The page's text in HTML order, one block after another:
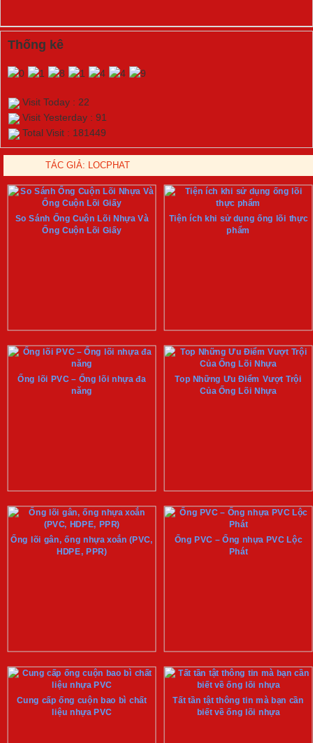
Thống kê
Visit Today : 22
Visit Yesterday : 91
Total Visit : 181449
TÁC GIẢ: LOCPHAT
So Sánh Ống Cuộn Lõi Nhựa Và
Ống Cuộn Lõi Giấy
Tiện ích khi sử dụng ống lõi thực
phẩm
Ống lõi PVC – Ống lõi nhựa đa
năng
Top Những Ưu Điểm Vượt Trội
Của Ống Lõi Nhựa
Ống lõi gân, ống nhựa xoắn (PVC,
HDPE, PPR)
Ống PVC – Ống nhựa PVC Lộc
Phát
Cung cấp ống cuộn bao bì chất
liệu nhựa PVC
Tất tần tật thông tin mà bạn cần
biết về ống lõi nhựa